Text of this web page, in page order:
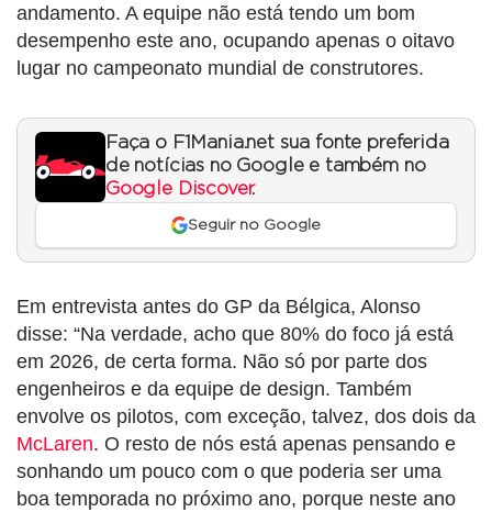
andamento. A equipe não está tendo um bom
desempenho este ano, ocupando apenas o oitavo
lugar no campeonato mundial de construtores.
Faça o F1Mania.net sua fonte preferida
de notícias no Google e também no
Google Discover.
Seguir no Google
Em entrevista antes do GP da Bélgica, Alonso
disse: “Na verdade, acho que 80% do foco já está
em 2026, de certa forma. Não só por parte dos
engenheiros e da equipe de design. Também
envolve os pilotos, com exceção, talvez, dos dois da
McLaren. O resto de nós está apenas pensando e
sonhando um pouco com o que poderia ser uma
boa temporada no próximo ano, porque neste ano